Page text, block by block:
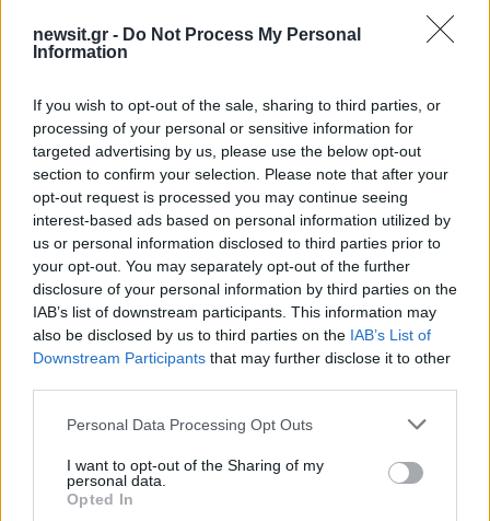
newsit.gr - Do Not Process My Personal
Information
If you wish to opt-out of the sale, sharing to third parties, or
processing of your personal or sensitive information for
targeted advertising by us, please use the below opt-out
section to confirm your selection. Please note that after your
opt-out request is processed you may continue seeing
interest-based ads based on personal information utilized by
us or personal information disclosed to third parties prior to
your opt-out. You may separately opt-out of the further
disclosure of your personal information by third parties on the
IAB’s list of downstream participants. This information may
also be disclosed by us to third parties on the IAB’s List of
Downstream Participants that may further disclose it to other
Please note that this website/app uses one or more Google
not limited to your visit or usage behaviour. You may click to
grant or deny consent to Google and its third-party tags to
use your data for below specified purposes in below Google
Personal Data Processing Opt Outs
I want to opt-out of the Sharing of my
personal data.
Opted In
ΙΟΡΔΑΝΙΑ
ΟΜΑΡ ΑΛ ΡΑΤΖΑΖ
ΠΡΩΘΥΠΟΥΡΓΟΣ ΙΟΡΔΑΝΙΑΣ
Share:
Ακολουθήστε το Νewsit.gr στοGoogle Newsκαι
ενημερωθείτε πρώτοι για όλη την ειδησεογραφία και τα
τελευταία νέατης ημέρας
Πιο δημοφιλή
1 Έφυγαν οι συνεργάτες, μένει η Μαρία
«Ελπίδα για τη Δημοκρατία»
Συγκίνηση στο τελευταίο αντίο στον Λάκη
Χαλκιά: Με την «Φάμπρικα», λαούτο και
κλαρίνα αποχαιρέτησαν την εμβληματική